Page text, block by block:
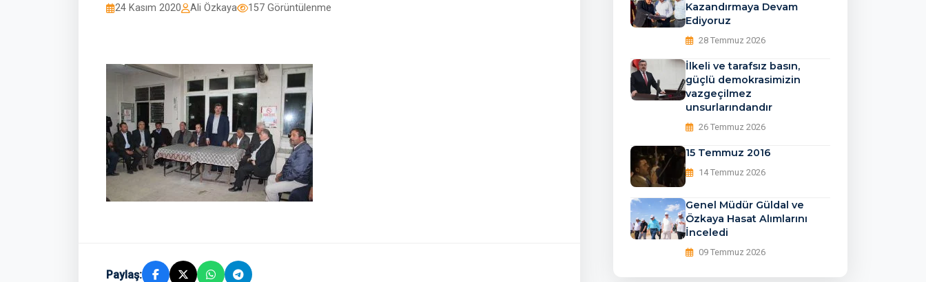
24 Kasım 2020 Ali Özkaya 157 Görüntülenme
Paylaş:
Kazandırmaya Devam
Ediyoruz
28 Temmuz 2026
İlkeli ve tarafsız basın,
güçlü demokrasimizin
vazgeçilmez
unsurlarındandır
26 Temmuz 2026
15 Temmuz 2016
14 Temmuz 2026
Genel Müdür Güldal ve
Özkaya Hasat Alımlarını
İnceledi
09 Temmuz 2026